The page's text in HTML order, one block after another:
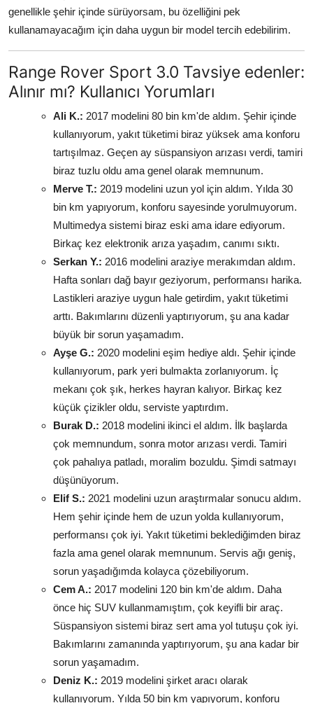
genellikle şehir içinde sürüyorsam, bu özelliğini pek
kullanamayacağım için daha uygun bir model tercih edebilirim.
Range Rover Sport 3.0 Tavsiye edenler:
Alınır mı? Kullanıcı Yorumları
Ali K.: 2017 modelini 80 bin km'de aldım. Şehir içinde
kullanıyorum, yakıt tüketimi biraz yüksek ama konforu
tartışılmaz. Geçen ay süspansiyon arızası verdi, tamiri
biraz tuzlu oldu ama genel olarak memnunum.
Merve T.: 2019 modelini uzun yol için aldım. Yılda 30
bin km yapıyorum, konforu sayesinde yorulmuyorum.
Multimedya sistemi biraz eski ama idare ediyorum.
Birkaç kez elektronik arıza yaşadım, canımı sıktı.
Serkan Y.: 2016 modelini araziye merakımdan aldım.
Hafta sonları dağ bayır geziyorum, performansı harika.
Lastikleri araziye uygun hale getirdim, yakıt tüketimi
arttı. Bakımlarını düzenli yaptırıyorum, şu ana kadar
büyük bir sorun yaşamadım.
Ayşe G.: 2020 modelini eşim hediye aldı. Şehir içinde
kullanıyorum, park yeri bulmakta zorlanıyorum. İç
mekanı çok şık, herkes hayran kalıyor. Birkaç kez
küçük çizikler oldu, serviste yaptırdım.
Burak D.: 2018 modelini ikinci el aldım. İlk başlarda
çok memnundum, sonra motor arızası verdi. Tamiri
çok pahalıya patladı, moralim bozuldu. Şimdi satmayı
düşünüyorum.
Elif S.: 2021 modelini uzun araştırmalar sonucu aldım.
Hem şehir içinde hem de uzun yolda kullanıyorum,
performansı çok iyi. Yakıt tüketimi beklediğimden biraz
fazla ama genel olarak memnunum. Servis ağı geniş,
sorun yaşadığımda kolayca çözebiliyorum.
Cem A.: 2017 modelini 120 bin km'de aldım. Daha
önce hiç SUV kullanmamıştım, çok keyifli bir araç.
Süspansiyon sistemi biraz sert ama yol tutuşu çok iyi.
Bakımlarını zamanında yaptırıyorum, şu ana kadar bir
sorun yaşamadım.
Deniz K.: 2019 modelini şirket aracı olarak
kullanıyorum. Yılda 50 bin km yapıyorum, konforu